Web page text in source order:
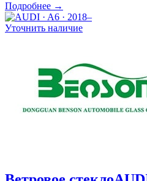
Подробнее →
Уточнить наличие